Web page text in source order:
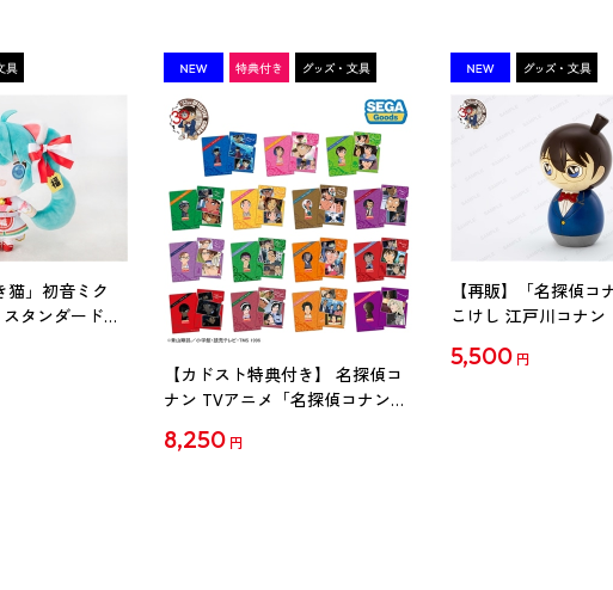
猫」初音ミク
タンダード
【カドスト特典付き】 名探偵コ
ナン TVアニメ「名探偵コナン」
【1BOX】
8,250 円
【再販】「名探偵コ
こけし 江戸川コナン
5,500 円